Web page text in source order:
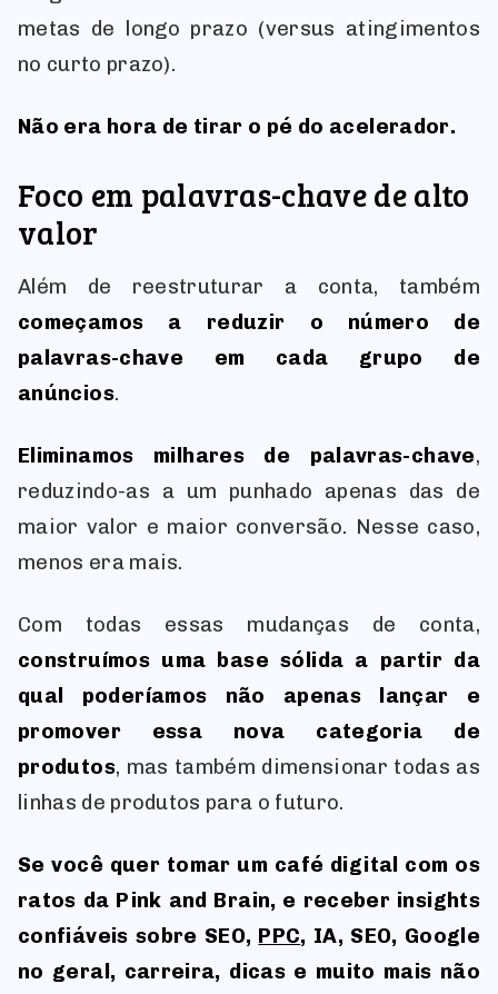
metas de longo prazo (versus atingimentos
no curto prazo).
Não era hora de tirar o pé do acelerador.
Foco em palavras-chave de alto
valor
Além de reestruturar a conta, também
começamos a reduzir o número de
palavras-chave em cada grupo de
anúncios.
Eliminamos milhares de palavras-chave,
reduzindo-as a um punhado apenas das de
maior valor e maior conversão. Nesse caso,
menos era mais.
Com todas essas mudanças de conta,
construímos uma base sólida a partir da
qual poderíamos não apenas lançar e
promover essa nova categoria de
produtos, mas também dimensionar todas as
linhas de produtos para o futuro.
Se você quer tomar um café digital com os
ratos da Pink and Brain, e receber insights
confiáveis sobre SEO, PPC, IA, SEO, Google
no geral, carreira, dicas e muito mais não